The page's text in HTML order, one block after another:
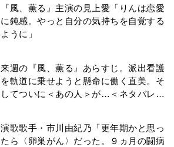
『風、薫る』主演の見上愛「りんは恋愛
に鈍感。やっと自分の気持ちを自覚する
ように」
来週の『風、薫る』あらすじ。派出看護
を軌道に乗せようと懸命に働く直美。そ
してついに＜あの人＞が…＜ネタバレあ
演歌歌手・市川由紀乃「更年期かと思っ
たら〈卵巣がん〉だった。９ヵ月の闘病